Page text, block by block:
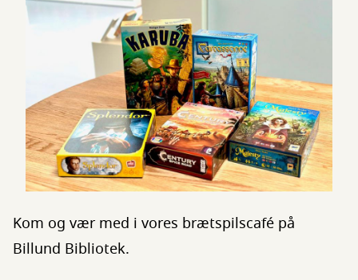
Kom og vær med i vores brætspilscafé på
Billund Bibliotek.